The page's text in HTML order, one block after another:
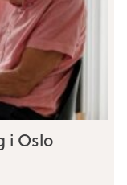
i Oslo